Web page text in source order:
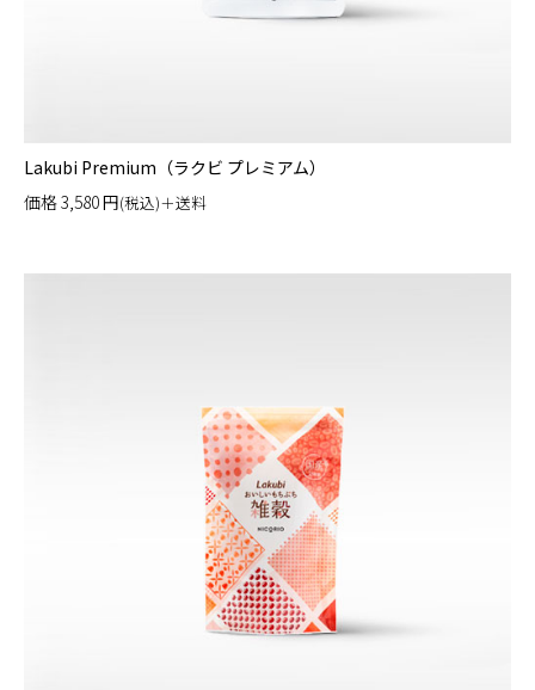
Lakubi Premium（ラクビ プレミアム）
価格3,580円(税込)＋送料